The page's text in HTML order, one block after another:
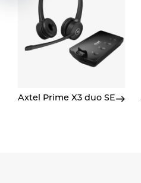
Axtel Prime X3 duo SE